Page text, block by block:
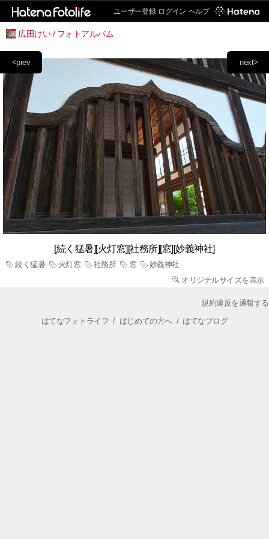
ユーザー登録 ログイン ヘルプ
広田けい / フォトアルバム
next>
<prev
[続く猛暑][火灯窓][社務所][窓][妙義神社]
続く猛暑 火灯窓 社務所 窓
妙義神社
オリジナルサイズを表示
規約違反を通報する
はてなフォトライフ / はじめての方へ/ はてなブログ